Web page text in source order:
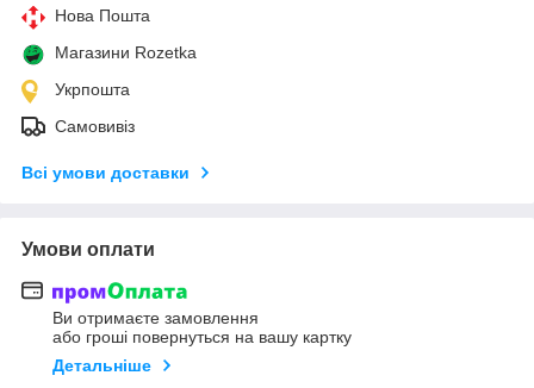
Нова Пошта
Магазини Rozetka
Укрпошта
Самовивіз
Всі умови доставки
Умови оплати
Ви отримаєте замовлення
або гроші повернуться на вашу картку
Детальніше